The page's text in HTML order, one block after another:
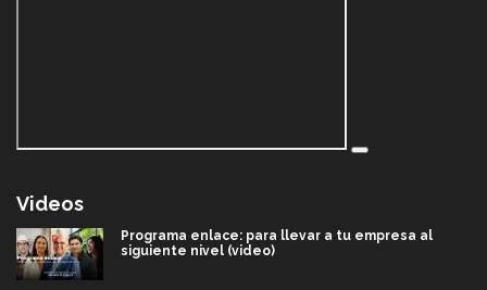
Videos
Programa enlace: para llevar a tu empresa al
siguiente nivel (video)